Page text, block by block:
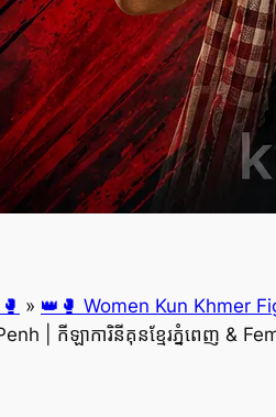
» 👑🥊 Women Kun Khmer
| កីឡាការិនីគុនខ្មែរភ្នំពេញ &